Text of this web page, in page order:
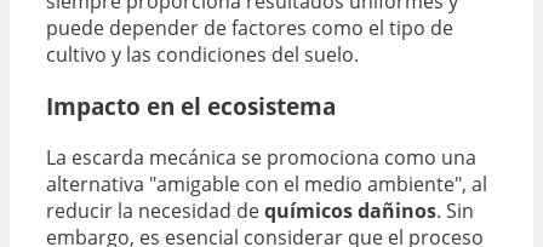
puede depender de factores como el tipo de
cultivo y las condiciones del suelo.
Impacto en el ecosistema
La escarda mecánica se promociona como una
alternativa "amigable con el medio ambiente", al
reducir la necesidad dequímicos dañinos. Sin
embargo, es esencial considerar que el proceso